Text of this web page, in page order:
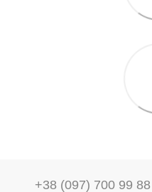
+38 (097) 700 99 88